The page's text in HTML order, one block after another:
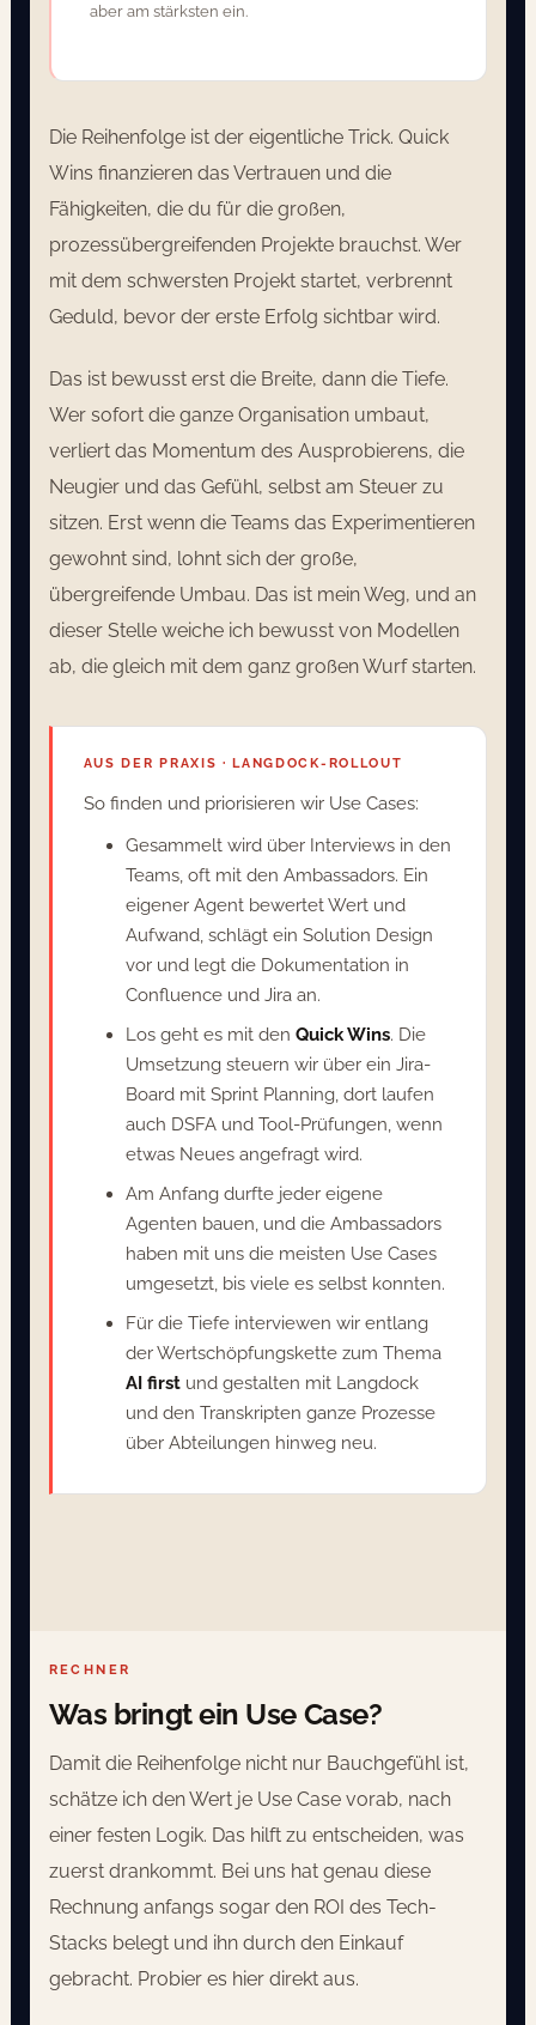
aber am stärksten ein.
Die Reihenfolge ist der eigentliche Trick. Quick
Wins finanzieren das Vertrauen und die
Fähigkeiten, die du für die großen,
prozessübergreifenden Projekte brauchst. Wer
mit dem schwersten Projekt startet, verbrennt
Geduld, bevor der erste Erfolg sichtbar wird.
Das ist bewusst erst die Breite, dann die Tiefe.
Wer sofort die ganze Organisation umbaut,
verliert das Momentum des Ausprobierens, die
Neugier und das Gefühl, selbst am Steuer zu
sitzen. Erst wenn die Teams das Experimentieren
gewohnt sind, lohnt sich der große,
übergreifende Umbau. Das ist mein Weg, und an
dieser Stelle weiche ich bewusst von Modellen
ab, die gleich mit dem ganz großen Wurf starten.
AUS DER PRAXIS · LANGDOCK-ROLLOUT
So finden und priorisieren wir Use Cases:
Gesammelt wird über Interviews in den
Teams, oft mit den Ambassadors. Ein
eigener Agent bewertet Wert und
Aufwand, schlägt ein Solution Design
vor und legt die Dokumentation in
Confluence und Jira an.
Los geht es mit denQuick Wins. Die
Umsetzung steuern wir über ein Jira-
Board mit Sprint Planning, dort laufen
auch DSFA und Tool-Prüfungen, wenn
etwas Neues angefragt wird.
Am Anfang durfte jeder eigene
Agenten bauen, und die Ambassadors
haben mit uns die meisten Use Cases
umgesetzt, bis viele es selbst konnten.
Für die Tiefe interviewen wir entlang
der Wertschöpfungskette zum Thema
AI first und gestalten mit Langdock
und den Transkripten ganze Prozesse
über Abteilungen hinweg neu.
RECHNER
Was bringt ein Use Case?
Damit die Reihenfolge nicht nur Bauchgefühl ist,
schätze ich den Wert je Use Case vorab, nach
einer festen Logik. Das hilft zu entscheiden, was
zuerst drankommt. Bei uns hat genau diese
Rechnung anfangs sogar den ROI des Tech-
Stacks belegt und ihn durch den Einkauf
gebracht. Probier es hier direkt aus.